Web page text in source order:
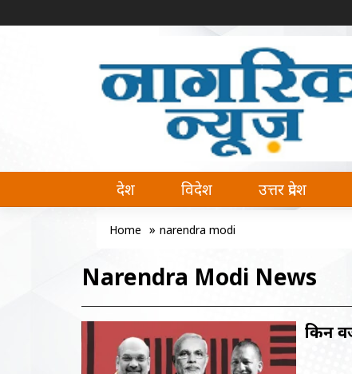
नागरिक न्यूज | Naagrik News
Naagrik News नागरिक न्यूज पर आप
देश विदेश उत्तर प्रदेश
Home » narendra modi
Narendra Modi News
किन